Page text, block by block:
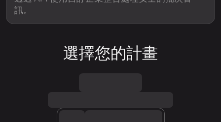
訊。
選擇您的計畫